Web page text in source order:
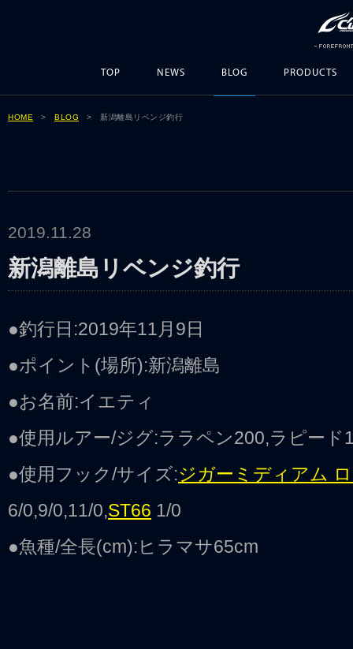
TOP NEWS BLOG PRODUCTS
HOME >BLOG > 新潟離島リベンジ釣行
2019.11.28
新潟離島リベンジ釣行
●釣行日:2019年11月9日
●ポイント(場所):新潟離島
●お名前:イエティ
●使用ルアー/ジグ:ララペン200,ラピード
●使用フック/サイズ:ジガーミディアム
6/0,9/0,11/0,ST661/0
●魚種/全長(cm):ヒラマサ65cm